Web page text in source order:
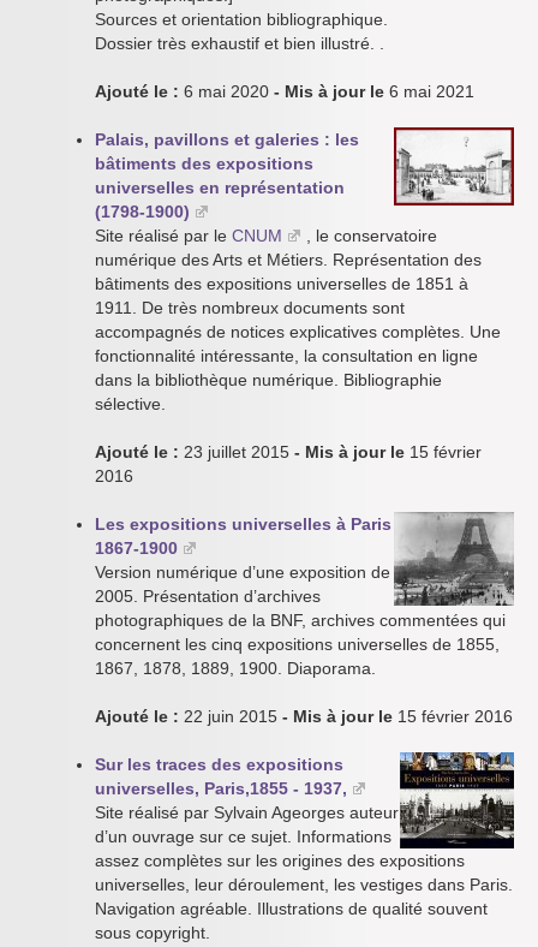
Sources et orientation bibliographique.
Dossier très exhaustif et bien illustré. .
Ajouté le : 6 mai 2020 - Mis à jour le 6 mai 2021
Palais, pavillons et galeries : les
bâtiments des expositions
universelles en représentation
(1798-1900)
Site réalisé par le CNUM
, le conservatoire
numérique des Arts et Métiers. Représentation des
bâtiments des expositions universelles de 1851 à
1911. De très nombreux documents sont
accompagnés de notices explicatives complètes. Une
fonctionnalité intéressante, la consultation en ligne
dans la bibliothèque numérique. Bibliographie
sélective.
Ajouté le : 23 juillet 2015 - Mis à jour le 15 février
2016
Les expositions universelles à Paris
1867-1900
Version numérique d’une exposition de
2005. Présentation d’archives
photographiques de la BNF, archives commentées qui
concernent les cinq expositions universelles de 1855,
1867, 1878, 1889, 1900. Diaporama.
Ajouté le : 22 juin 2015 - Mis à jour le 15 février 2016
Sur les traces des expositions
universelles, Paris,1855 - 1937,
Site réalisé par Sylvain Ageorges auteur
d’un ouvrage sur ce sujet. Informations
assez complètes sur les origines des expositions
universelles, leur déroulement, les vestiges dans Paris.
Navigation agréable. Illustrations de qualité souvent
sous copyright.